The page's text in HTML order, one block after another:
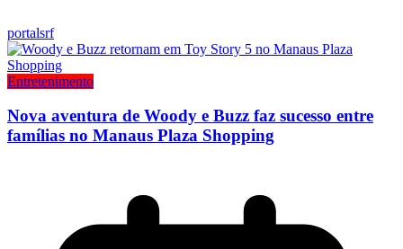
portalsrf
Entretenimento
Nova aventura de Woody e Buzz faz sucesso entre
famílias no Manaus Plaza Shopping